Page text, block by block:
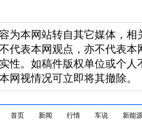
为本网站转自其它媒体，
代表本网观点，亦不代表
性。如稿件版权单位或个
网视情况可立即将其撤除。
首页 新闻 行情 车说
新能